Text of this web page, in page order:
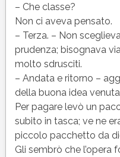
– Che classe?
Non ci aveva pensato.
– Terza. – Non
prudenza; bisognava
molto sdrusciti.
– Andata e ritorno –
della buona idea
Per pagare levò un
subito in tasca; ve ne
piccolo pacchetto da
Gli sembrò che l’opera